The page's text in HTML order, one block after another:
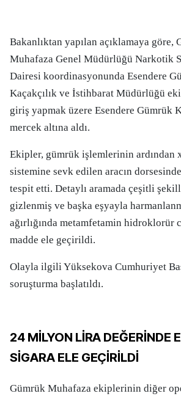
Bakanlıktan yapılan açıklamaya göre,
Muhafaza Genel Müdürlüğü Narkotik
Dairesi koordinasyonunda Esendere
Kaçakçılık ve İstihbarat Müdürlüğü
giriş yapmak üzere Esendere Gümrük
mercek altına aldı.
Ekipler, gümrük işlemlerinin ardından
sistemine sevk edilen aracın
tespit etti. Detaylı aramada çeşitli
gizlenmiş ve başka eşyayla
ağırlığında metamfetamin hidroklorür
madde ele geçirildi.
Olayla ilgili Yüksekova Cumhuriyet
soruşturma başlatıldı.
24 MİLYON LİRA DEĞERİNDE
SİGARA ELE GEÇİRİLDİ
Gümrük Muhafaza ekiplerinin diğer